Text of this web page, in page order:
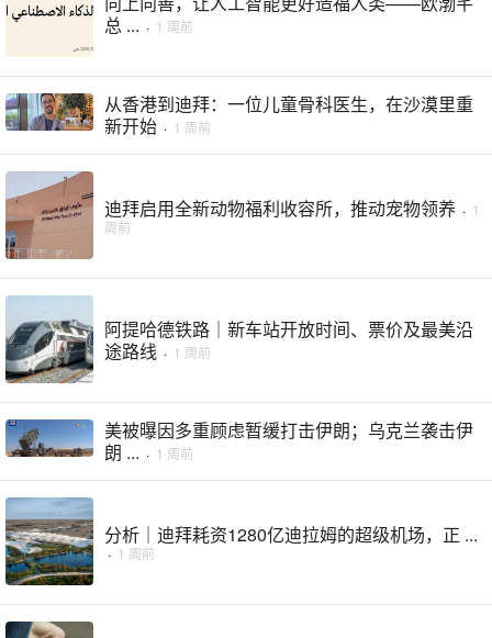
总 ... · 1 周前
从香港到迪拜：一位儿童骨科医生，在沙漠里重
新开始 · 1 周前
迪拜启用全新动物福利收容所，推动宠物领养 · 1
周前
阿提哈德铁路｜新车站开放时间、票价及最美沿
途路线 · 1 周前
美被曝因多重顾虑暂缓打击伊朗；乌克兰袭击伊
朗 ... · 1 周前
分析｜迪拜耗资1280亿迪拉姆的超级机场，正 ...
· 1 周前